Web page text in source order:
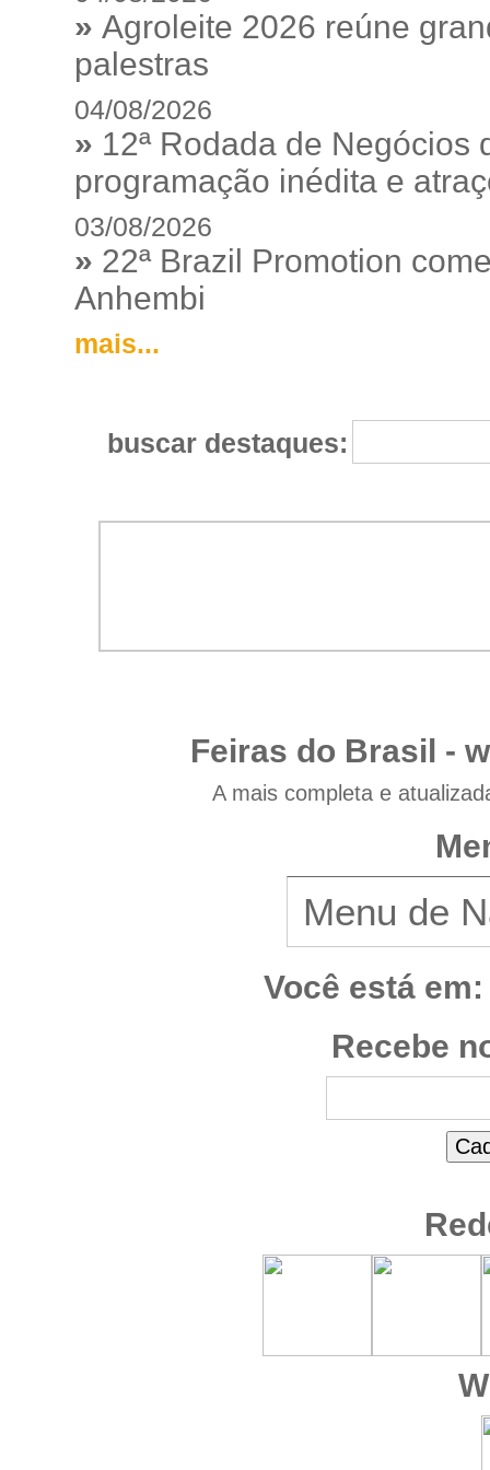
» Agroleite 2026 reúne
palestras
04/08/2026
» 12ª Rodada de Negócios
programação inédita e
03/08/2026
» 22ª Brazil Promotion
Anhembi
mais...
buscar destaques:
Feiras do Brasil -
A mais completa e
Você está em:
Recebe